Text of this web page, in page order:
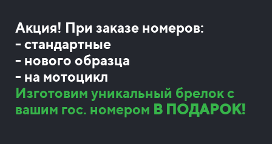
Акция! При заказе номеров:
- стандартные
- нового образца
- на мотоцикл
Изготовим уникальный брелок с
вашим гос. номером В ПОДАРОК!